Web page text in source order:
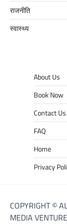
राजनीति
स्वास्थ्य
About Us
Book Now
Contact Us
FAQ
Home
Privacy
COPYRIGHT ©
MEDIA